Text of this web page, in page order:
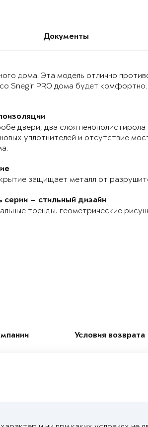
Документы
дома. Эта модель отлично
Snegir PRO дома будет комфортно.
двери, два слоя пенополистирола
уплотнителей и отсутствие
защищает металл от
серии — стильный дизайн
тренды: геометрические
Условия возврата